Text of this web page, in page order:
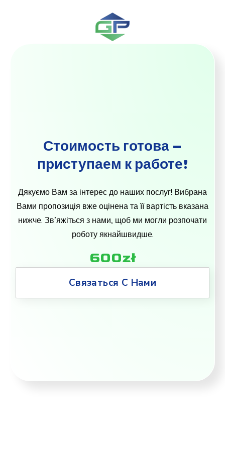
Стоимость готова –
приступаем к работе!
Дякуємо Вам за інтерес до наших послуг! Вибрана
Вами пропозиція вже оцінена та її вартість вказана
нижче. Зв’яжіться з нами, щоб ми могли розпочати
роботу якнайшвидше.
600zł
Связаться С Нами